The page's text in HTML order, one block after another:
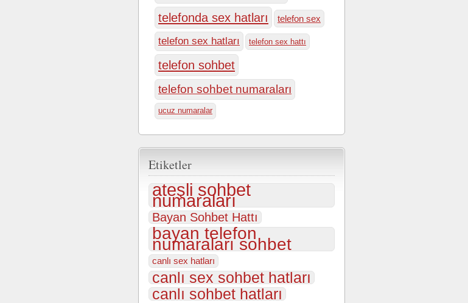
telefonda sex hatları
telefon sex
telefon sex hatları telefon sex hattı
telefon sohbet
telefon sohbet numaraları
ucuz numaralar
Etiketler
ateşli sohbet
numaraları
Bayan Sohbet Hattı
bayan telefon
numaraları sohbet
canlı sex hatları
canlı sex sohbet hatları
canlı sohbet hatları